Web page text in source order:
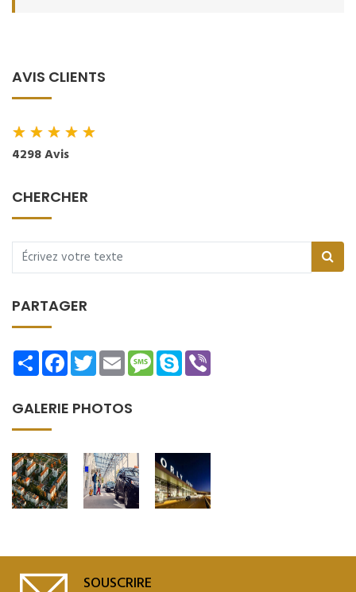
AVIS CLIENTS
★★★★★
4298 Avis
CHERCHER
PARTAGER
ShareFacebookTwitterEmailMessage
Skype
GALERIE PHOTOS
SOUSCRIRE